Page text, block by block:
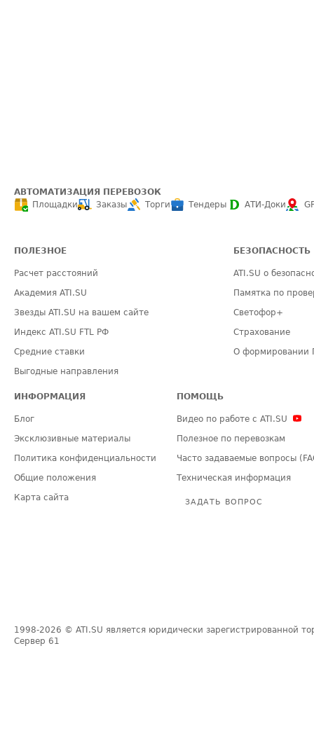
АВТОМАТИЗАЦИЯ ПЕРЕВОЗОК
Площадки
Заказы Торги Тендеры АТИ-Доки
ПОЛЕЗНОЕ
Расчет расстояний
Академия ATI.SU
Звезды ATI.SU на вашем сайте
Индекс ATI.SU FTL РФ
Средние ставки
Выгодные направления
БЕЗОПАСНОСТЬ
ATI.SU о
Памятка по
Светофор+
Страхование
О формировании
ИНФОРМАЦИЯ
Блог
Эксклюзивные материалы
Политика конфиденциальности
Общие положения
Карта сайта
ПОМОЩЬ
Видео по работе с ATI.SU
Полезное по перевозкам
Часто задаваемые вопросы
Техническая информация
ЗАДАТЬ ВОПРОС
1998-2026 © ATI.SU является юридически зарегистрированной
Сервер 61